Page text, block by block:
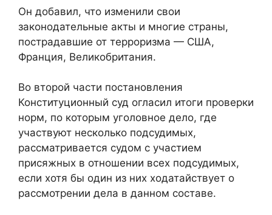
Он добавил, что изменили свои
законодательные акты и многие страны,
пострадавшие от терроризма — США,
Франция, Великобритания.
Во второй части постановления
Конституционный суд огласил итоги проверки
норм, по которым уголовное дело, где
участвуют несколько подсудимых,
рассматривается судом с участием
присяжных в отношении всех подсудимых,
если хотя бы один из них ходатайствует о
рассмотрении дела в данном составе.